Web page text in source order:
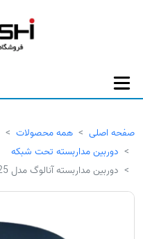
صفحه اصلی همه محصولات
دوربین مداربسته تحت شبکه
دوربین مداربسته آنالوگ مدل CCV12025